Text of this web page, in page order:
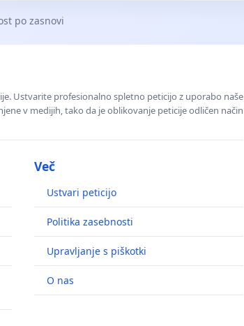
po zasnovi
Ustvarite profesionalno spletno peticijo z uporabo naše
v medijih, tako da je oblikovanje peticije odličen način
Več
Ustvari peticijo
Politika zasebnosti
Upravljanje s piškotki
O nas